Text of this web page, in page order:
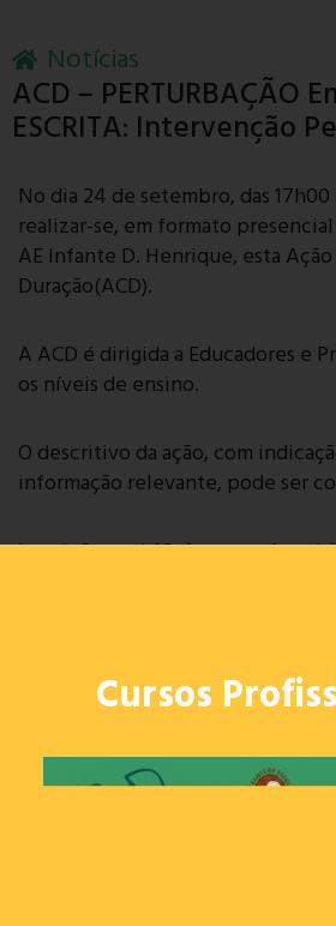
Notícias
ACD – PERTURBAÇÃO
ESCRITA: Intervenção
No dia 24 de setembro, das 17h00
realizar-se, em formato
AE Infante D. Henrique, esta
Duração(ACD).
A ACD é dirigida a Educadores e
os níveis de ensino.
O descritivo da ação, com
informação relevante, pode ser
Inscrições até18 de setembro
Cursos